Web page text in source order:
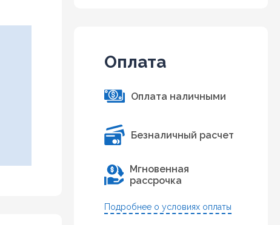
Оплата
Оплата наличными
Безналичный расчет
Мгновенная
рассрочка
Подробнее о условиях оплаты